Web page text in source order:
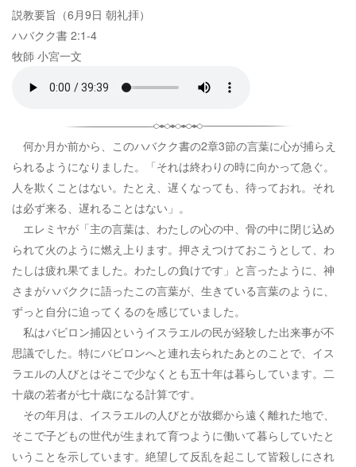
説教要旨（6月9日 朝礼拝）
ハバクク書 2:1-4
牧師 小宮一文
何か月か前から、このハバクク書の2章3節の言葉に心が捕らえ
られるようになりました。「それは終わりの時に向かって急ぐ。
人を欺くことはない。たとえ、遅くなっても、待っておれ。それ
は必ず来る、遅れることはない」。
エレミヤが「主の言葉は、わたしの心の中、骨の中に閉じ込め
られて火のように燃え上ります。押さえつけておこうとして、わ
たしは疲れ果てました。わたしの負けです」と言ったように、神
さまがハバククに語ったこの言葉が、生きている言葉のように、
ずっと自分に迫ってくるのを感じていました。
私はバビロン捕囚というイスラエルの民が経験した出来事が不
思議でした。特にバビロンへと連れ去られたあとのことで、イス
ラエルの人びとはそこで少なくとも五十年は暮らしています。二
十歳の若者が七十歳になる計算です。
その年月は、イスラエルの人びとが故郷から遠く離れた地で、
そこで子どもの世代が生まれて育つように働いて暮らしていたと
いうことを示しています。絶望して反乱を起こして皆殺しにされ